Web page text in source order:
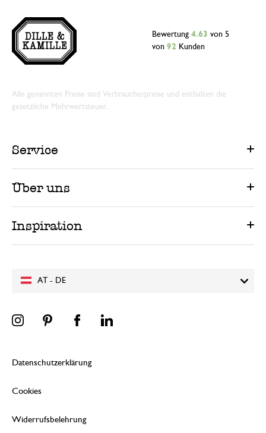
AT - DE
Bewertung 4.63 von 5
von 92 Kunden
Alle genannten Preise sind Verbraucherpreise und enthalten die
gesetzliche Mehrwertsteuer.
Service
Über uns
Inspiration
Datenschutzerklärung
Cookies
Widerrufsbelehrung